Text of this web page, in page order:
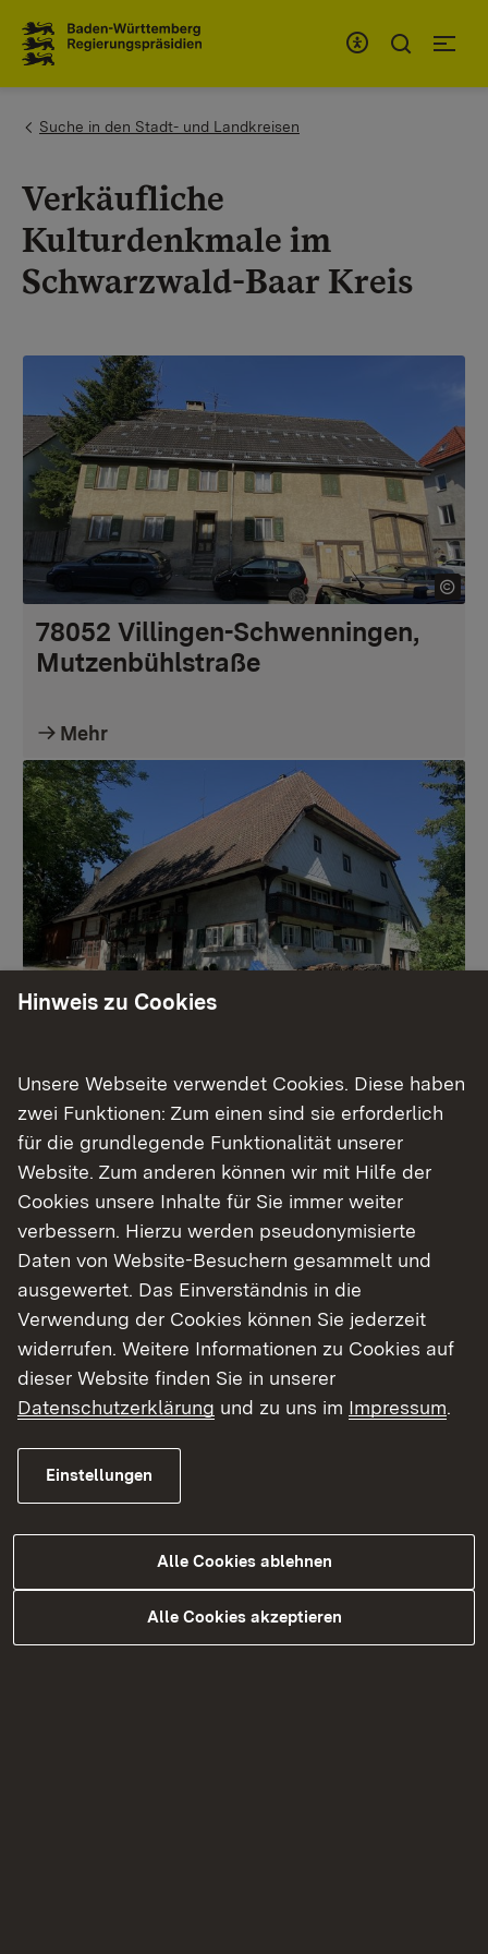
You are here:
Suche in den Stadt- und Landkreisen
Verkäufliche
Kulturdenkmale im
Schwarzwald-Baar Kreis
78052 Villingen-Schwenningen,
Mutzenbühlstraße
Mehr
Mehr
78166 Donaueschingen
Mehr
Hinweis zu Cookies
Unsere Webseite verwendet Cookies. Diese haben
zwei Funktionen: Zum einen sind sie erforderlich
für die grundlegende Funktionalität unserer
Website. Zum anderen können wir mit Hilfe der
Cookies unsere Inhalte für Sie immer weiter
verbessern. Hierzu werden pseudonymisierte
Daten von Website-Besuchern gesammelt und
ausgewertet. Das Einverständnis in die
Verwendung der Cookies können Sie jederzeit
widerrufen. Weitere Informationen zu Cookies auf
dieser Website finden Sie in unserer
Datenschutzerklärung und zu uns im Impressum.
Einstellungen
Alle Cookies ablehnen
Alle Cookies akzeptieren